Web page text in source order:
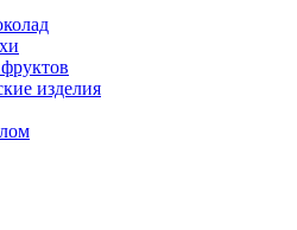
изделия